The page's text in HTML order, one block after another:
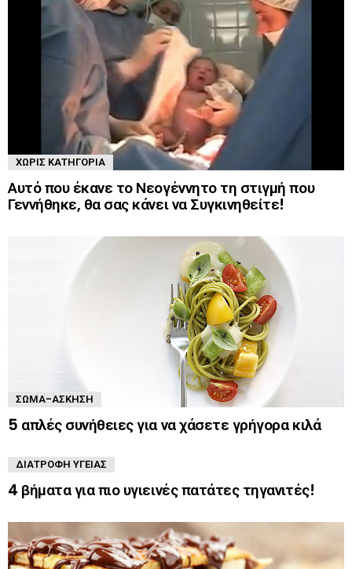
ΧΩΡΊΣ ΚΑΤΗΓΟΡΊΑ
Αυτό που έκανε το Νεογέννητο τη στιγμή που
Γεννήθηκε, θα σας κάνει να Συγκινηθείτε!
ΣΏΜΑ-ΆΣΚΗΣΗ
5 απλές συνήθειες για να χάσετε γρήγορα κιλά
ΔΙΑΤΡΟΦΉ ΥΓΕΊΑΣ
4 βήματα για πιο υγιεινές πατάτες τηγανιτές!